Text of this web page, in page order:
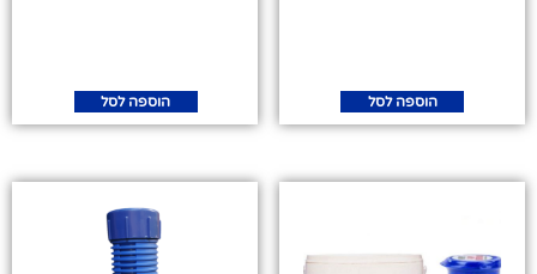
הוספה לסל הוספה לסל